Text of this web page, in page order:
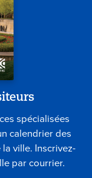
spécialisées
calendrier des
ville. Inscrivez-
par courrier.